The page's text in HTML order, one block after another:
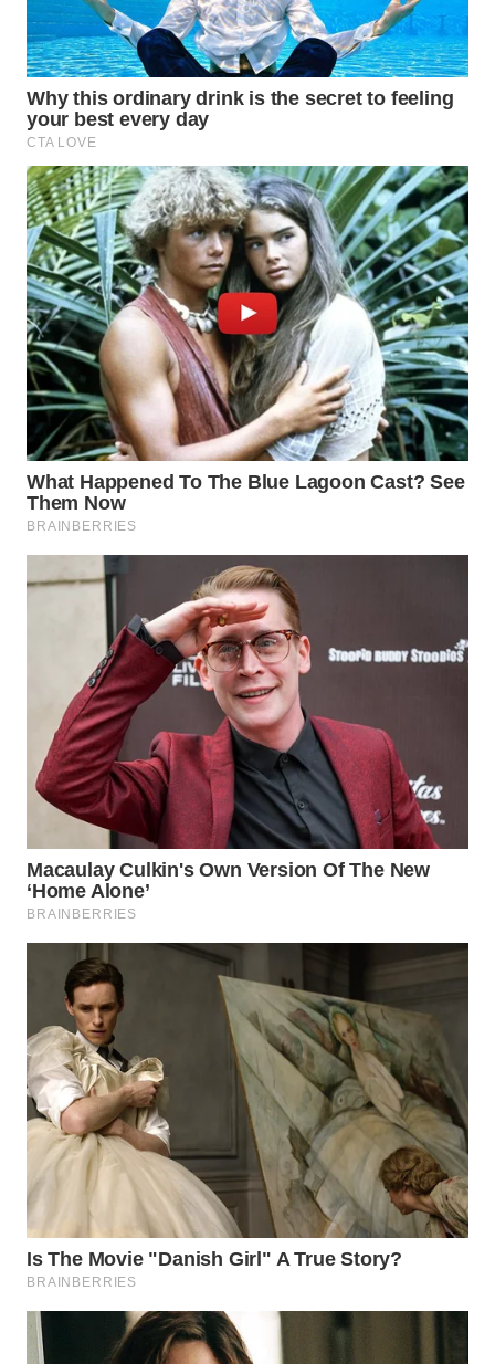
DEPOK
WN
TAPANULI
UTARA
WN
SAMOSIR
WN
PADANG
LAWAS
WN
SUMEDANG
WN
CIANJUR
WN
SERIBU
TANGERANG
WN
BINJAI
WN
CIREBON
WN
INDRAMAYU
WN
KUNINGAN
WN
MAJALENGKA
WN
SUBANG
SUKABUMI
WN
PURWAKARTA